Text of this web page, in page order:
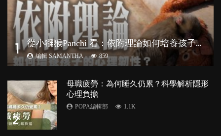
1 從
小獼猴Panchi 看：依附理論如何培養孩子心理韌性？
編輯 SAMANTHA 859
2
母職疲勞：為何睡久仍累？科學解析隱形
心理負擔
POPA編輯部 1.1K